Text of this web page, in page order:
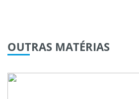
OUTRAS MATÉRIAS